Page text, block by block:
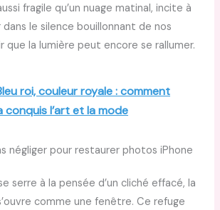
fragile qu’un nuage matinal, incite à
le silence bouillonnant de nos
que la lumière peut encore se rallumer.
roi, couleur royale : comment
l’art et la mode
négliger pour restaurer photos iPhone
serre à la pensée d’un cliché effacé, la
comme une fenêtre. Ce refuge